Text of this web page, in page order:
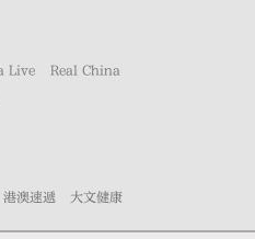
Live Real China
港澳速遞 大文健康